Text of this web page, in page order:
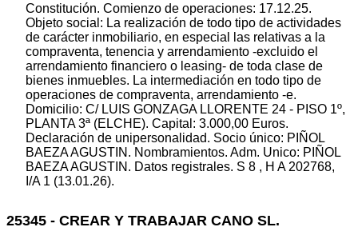
Constitución. Comienzo de operaciones: 17.12.25.
Objeto social: La realización de todo tipo de actividades
de carácter inmobiliario, en especial las relativas a la
compraventa, tenencia y arrendamiento -excluido el
arrendamiento financiero o leasing- de toda clase de
bienes inmuebles. La intermediación en todo tipo de
operaciones de compraventa, arrendamiento -e.
Domicilio: C/ LUIS GONZAGA LLORENTE 24 - PISO 1º,
PLANTA 3ª (ELCHE). Capital: 3.000,00 Euros.
Declaración de unipersonalidad. Socio único: PIÑOL
BAEZA AGUSTIN. Nombramientos. Adm. Unico: PIÑOL
BAEZA AGUSTIN. Datos registrales. S 8 , H A 202768,
I/A 1 (13.01.26).
25345 - CREAR Y TRABAJAR CANO SL.